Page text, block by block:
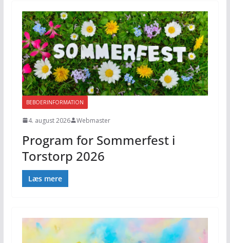
BEBOERINFORMATION
4. august 2026 Webmaster
Program for Sommerfest i
Torstorp 2026
Læs mere